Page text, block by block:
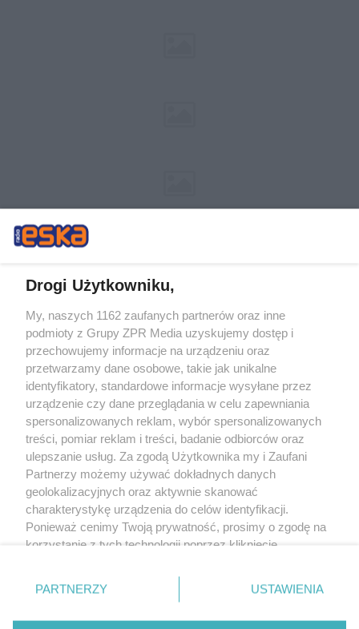
Żaden utwór zamieszczony w serwisie nie może być powielany i
rozpowszechniany lub dalej rozpowszechniany w jakikolwiek sposób (w
tym także elektroniczny lub mechaniczny) na jakimkolwiek polu
eksploatacji w jakiejkolwiek formie, włącznie z umieszczaniem w Internecie
bez pisemnej zgody właściciela praw. Jakiekolwiek użycie lub
wykorzystanie utworów w całości lub w części z naruszeniem prawa, tzn.
bez właściwej zgody, jest zabronione pod groźbą kary i może być ścigane
prawnie.
O nas
Drogi Użytkowniku,
My, naszych 1162 zaufanych partnerów oraz inne
podmioty z Grupy ZPR Media uzyskujemy dostęp i
przechowujemy informacje na urządzeniu oraz
przetwarzamy dane osobowe, takie jak unikalne
identyfikatory, standardowe informacje wysyłane przez
urządzenie czy dane przeglądania w celu zapewniania
spersonalizowanych reklam, wybór spersonalizowanych
treści, pomiar reklam i treści, badanie odbiorców oraz
ulepszanie usług. Za zgodą Użytkownika my i Zaufani
Partnerzy możemy używać dokładnych danych
geolokalizacyjnych oraz aktywnie skanować
charakterystykę urządzenia do celów identyfikacji.
Ponieważ cenimy Twoją prywatność, prosimy o zgodę na
korzystanie z tych technologii poprzez kliknięcie
zmienić/wycofać klikając przycisk ustawień prywatności
znajdujący się w lewym dolnym rogu strony
rodzaje przetwarzania danych nie wymagają zgody
PARTNERZY USTAWIENIA